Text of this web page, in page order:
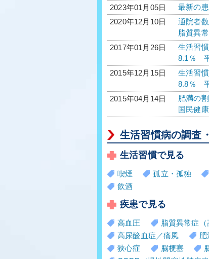
2023年01月05日
最新の
2020年12月10日
通院者
脂質異
2017年01月26日
生活習
8.1％
2015年12月15日
生活習
8.8％
2015年04月14日
肥満の
国民健
生活習慣病の調査
生活習慣で見る
喫煙 孤立・孤独
飲酒
疾患で見る
高血圧 脂質異常症（
高尿酸血症／痛風
肥
狭心症
脳梗塞